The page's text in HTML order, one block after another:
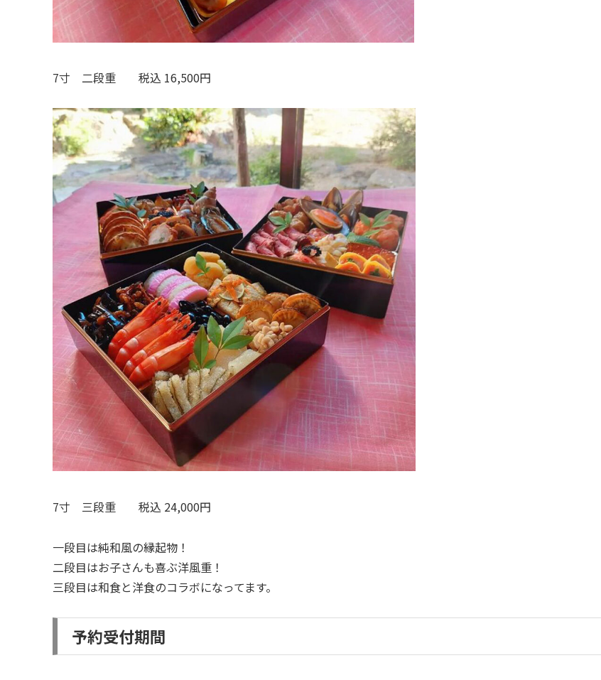
7寸 二段重 税込 16,500円
7寸 三段重 税込 24,000円
一段目は純和風の縁起物！
二段目はお子さんも喜ぶ洋風重！
三段目は和食と洋食のコラボになってます。
予約受付期間